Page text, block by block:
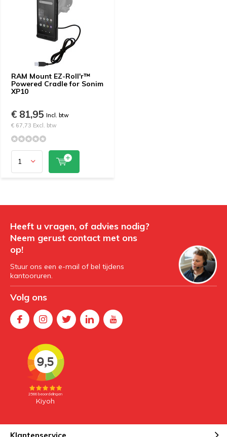
RAM Mount EZ-Roll'r™
Powered Cradle for Sonim
XP10
€ 81,95 Incl. btw
€ 67,73 Excl. btw
Heeft u vragen, of advies nodig?
Neem gerust contact met ons
op!
Stuur ons een e-mail of bel tijdens
kantooruren.
Volg ons